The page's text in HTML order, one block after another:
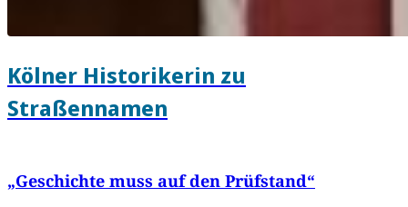
Kölner Historikerin zu
Straßennamen
„Geschichte muss auf den Prüfstand“